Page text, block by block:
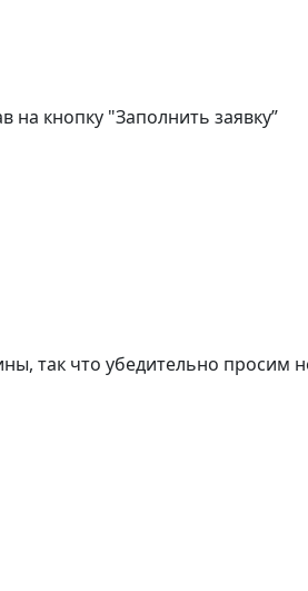
кнопку "Заполнить заявку”
так что убедительно просим